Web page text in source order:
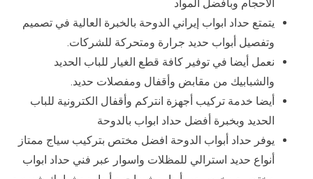
الأحجام وبأفضل المواد
يتمتع حداد ابواب إيراني الدوحة بالخبرة العالية في تصميم
وتفصيل أبواب حديد جرارة ومتحركة للشركات.
نعمل أيضا في توفير كافة قطع الغيار للباب الحديد
والشبابيك من مقابض وأقفال ومفصلات حديد.
أيضا خدمة تركيب أجهزة انتركم وأقفال الكترونية للباب
الحديد وبخبرة أفضل حداد ابواب بالدوحة
يوفر حداد أبواب الدوحة افضل مختص بتركيب سياج ممتاز
أنواع حديد استرالي للمظلات واسوار عبر فني حداد ابواب